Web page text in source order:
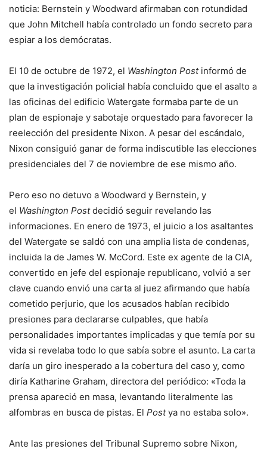
noticia: Bernstein y Woodward afirmaban con rotundidad
que John Mitchell había controlado un fondo secreto para
espiar a los demócratas.
El 10 de octubre de 1972, el Washington Postinformó de
que la investigación policial había concluido que el asalto a
las oficinas del edificio Watergate formaba parte de un
plan de espionaje y sabotaje orquestado para favorecer la
reelección del presidente Nixon. A pesar del escándalo,
Nixon consiguió ganar de forma indiscutible las elecciones
presidenciales del 7 de noviembre de ese mismo año.
Pero eso no detuvo a Woodward y Bernstein, y
el Washington Postdecidió seguir revelando las
informaciones. En enero de 1973, el juicio a los asaltantes
del Watergate se saldó con una amplia lista de condenas,
incluida la de James W. McCord. Este ex agente de la CIA,
convertido en jefe del espionaje republicano, volvió a ser
clave cuando envió una carta al juez afirmando que había
cometido perjurio, que los acusados habían recibido
presiones para declararse culpables, que había
personalidades importantes implicadas y que temía por su
vida si revelaba todo lo que sabía sobre el asunto. La carta
daría un giro inesperado a la cobertura del caso y, como
diría Katharine Graham, directora del periódico: «Toda la
prensa apareció en masa, levantando literalmente las
alfombras en busca de pistas. El Postya no estaba solo».
Ante las presiones del Tribunal Supremo sobre Nixon,